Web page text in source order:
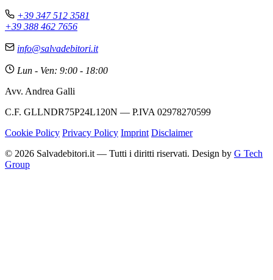
+39 347 512 3581
+39 388 462 7656
info@salvadebitori.it
Lun - Ven: 9:00 - 18:00
Avv. Andrea Galli
C.F. GLLNDR75P24L120N — P.IVA 02978270599
Cookie Policy Privacy Policy Imprint Disclaimer
© 2026 Salvadebitori.it — Tutti i diritti riservati. Design by G Tech
Group